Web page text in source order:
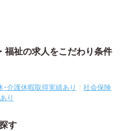
福祉の求人をこだわり条件
･介護休暇取得実績あり
社会保険
り
す